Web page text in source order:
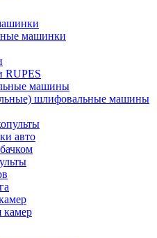
машинки
RUPES
машины
шлифовальные машины
авто
камер